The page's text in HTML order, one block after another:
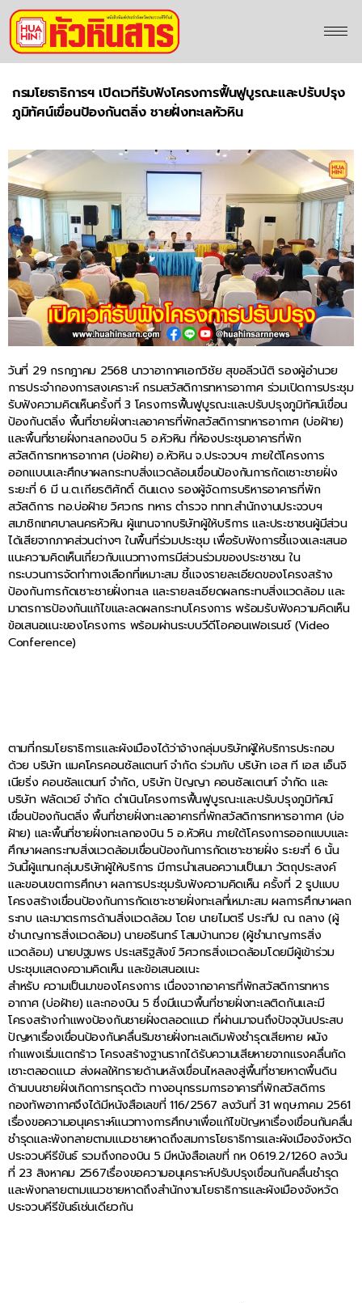
กรมโยธาธิการฯ เปิดเวทีรับฟังโครงการฟื้นฟูบูรณะและปรับปรุง
ภูมิทัศน์เขื่อนป้องกันตลิ่ง ชายฝั่งทะเลหัวหิน
วันที่ 29 กรกฎาคม 2568 นาวาอากาศเอกวิชัย สุขอลีวนัติ รองผู้อำนวย
การประจำกองการสงเคราะห์ กรมสวัสดิการทหารอากาศ ร่วมเปิดการประชุม
รับฟังความคิดเห็นครั้งที่ 3 โครงการฟื้นฟูบูรณะและปรับปรุงภูมิทัศน์เขื่อน
ป้องกันตลิ่ง พื้นที่ชายฝั่งทะเลอาคารที่พักสวัสดิการทหารอากาศ (บ่อฝ้าย)
และพื้นที่ชายฝั่งทะเลกองบิน 5 อ.หัวหิน ที่ห้องประชุมอาคารที่พัก
สวัสดิการทหารอากาศ (บ่อฝ้าย) อ.หัวหิน จ.ประจวบฯ ภายใต้โครงการ
ออกแบบและศึกษาผลกระทบสิ่งแวดล้อมเขื่อนป้องกันการกัดเซาะชายฝั่ง
ระยะที่ 6 มี น.ต.เกียรติศักดิ์ ดินแดง รองผู้จัดการบริหารอาคารที่พัก
สวัสดิการ ทอ.บ่อฝ้าย วิศวกร ทหาร ตำรวจ ททท.สำนักงานประจวบฯ
สมาชิกเทศบาลนครหัวหิน ผู้แทนจากบริษัทผู้ให้บริการ และประชาชนผู้มีส่วน
ได้เสียจากภาคส่วนต่างๆ ในพื้นที่ร่วมประชุม เพื่อรับฟังการชี้แจงและเสนอ
แนะความคิดเห็นเกี่ยวกับแนวทางการมีส่วนร่วมของประชาชน ใน
กระบวนการจัดทำทางเลือกที่เหมาะสม ชี้แจงรายละเอียดของโครงสร้าง
ป้องกันการกัดเซาะชายฝั่งทะเล และรายละเอียดผลกระทบสิ่งแวดล้อม และ
มาตรการป้องกันแก้ไขและลดผลกระทบโครงการ พร้อมรับฟังความคิดเห็น
ข้อเสนอแนะของโครงการ พร้อมผ่านระบบวีดีโอคอนเฟอเรนซ์ (Video
Conference)
ตามที่กรมโยธาธิการและผังเมืองได้ว่าจ้างกลุ่มบริษัทผู้ให้บริการประกอบ
ด้วย บริษัท แมคโครคอนซัลแตนท์ จำกัด ร่วมกับ บริษัท เอส ที เอส เอ็นจิ
เนียริ่ง คอนซัลแตนท์ จำกัด, บริษัท ปัญญา คอนซัลแตนท์ จำกัด และ
บริษัท ฟลัดเวย์ จำกัด ดำเนินโครงการฟื้นฟูบูรณะและปรับปรุงภูมิทัศน์
เขื่อนป้องกันตลิ่ง พื้นที่ชายฝั่งทะเลอาคารที่พักสวัสดิการทหารอากาศ (บ่อ
ฝ้าย) และพื้นที่ชายฝั่งทะเลกองบิน 5 อ.หัวหิน ภายใต้โครงการออกแบบและ
ศึกษาผลกระทบสิ่งแวดล้อมเขื่อนป้องกันการกัดเซาะชายฝั่ง ระยะที่ 6 นั้น
วันนี้ผู้แทนกลุ่มบริษัทผู้ให้บริการ มีการนำเสนอความเป็นมา วัตถุประสงค์
และขอบเขตการศึกษา ผลการประชุมรับฟังความคิดเห็น ครั้งที่ 2 รูปแบบ
โครงสร้างเขื่อนป้องกันการกัดเซาะชายฝั่งทะเลที่เหมาะสม ผลการศึกษาผลก
ระทบ และมาตรการด้านสิ่งแวดล้อม โดย นายไมตรี ประทีป ณ ถลาง (ผู้
ชำนาญการสิ่งแวดล้อม) นายอรินทร์ โสมบ้านกวย (ผู้ชำนาญการสิ่ง
แวดล้อม) นายปฐมพร ประเสริฐสังข์ วิศวกรสิ่งแวดล้อมโดยมีผู้เข้าร่วม
ประชุมแสดงความคิดเห็น และข้อเสนอแนะ
สำหรับ ความเป็นมาของโครงการ เนื่องจากอาคารที่พักสวัสดิการทหาร
อากาศ (บ่อฝ้าย) และกองบิน 5 ซึ่งมีแนวพื้นที่ชายฝั่งทะเลติดกันและมี
โครงสร้างกำแพงป้องกันชายฝั่งตลอดแนว ที่ผ่านมาจนถึงปัจจุบันประสบ
ปัญหาเรื่องเขื่อนป้องกันคลื่นริมชายฝั่งทะเลเดิมพังชำรุดเสียหาย ผนัง
กำแพงเริ่มแตกร้าว โครงสร้างฐานรากได้รับความเสียหายจากแรงคลื่นกัด
เซาะตลอดแนว ส่งผลให้ทรายด้านหลังเขื่อนไหลลงสู่พื้นที่ชายหาดพื้นดิน
ด้านบนชายฝั่งเกิดการทรุดตัว ทางอนุกรรมการอาคารที่พักสวัสดิการ
กองทัพอากาศจึงได้มีหนังสือเลขที่ 116/2567 ลงวันที่ 31 พฤษภาคม 2561
เรื่องขอความอนุเคราะห์แนวทางการศึกษาเพื่อแก้ไขปัญหาเรื่องเขื่อนกันคลื่น
ชำรุดและพังทลายตามแนวชายหาดถึงสมการโยธาธิการและผังเมืองจังหวัด
ประจวบคีรีขันธ์ รวมถึงกองบิน 5 มีหนังสือเลขที่ กห 0619.2/1260 ลงวัน
ที่ 23 สิงหาคม 2567เรื่องขอความอนุเคราะห์ปรับปรุงเขื่อนกันคลื่นชำรุด
และพังทลายตามแนวชายหาดถึงสำนักงานโยธาธิการและผังเมืองจังหวัด
ประจวบคีรีขันธ์เช่นเดียวกัน